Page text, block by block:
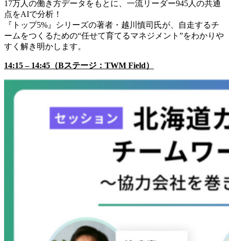
17万人の働き方データをもとに、一流リーダー945人の共通
点をAIで分析！
『トップ5%』シリーズの著者・越川慎司氏が、自走するチ
ームをつくるための“任せて育てるマネジメント”をわかりや
すく解き明かします。
14:15 – 14:45（Bステージ：TWM Field）